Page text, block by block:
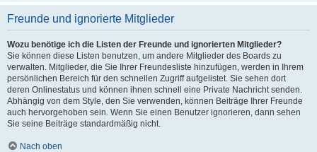
Freunde und ignorierte Mitglieder
Wozu benötige ich die Listen der Freunde und ignorierten Mitglieder?
Sie können diese Listen benutzen, um andere Mitglieder des Boards zu
verwalten. Mitglieder, die Sie Ihrer Freundesliste hinzufügen, werden in Ihrem
persönlichen Bereich für den schnellen Zugriff aufgelistet. Sie sehen dort
deren Onlinestatus und können ihnen schnell eine Private Nachricht senden.
Abhängig von dem Style, den Sie verwenden, können Beiträge Ihrer Freunde
auch hervorgehoben sein. Wenn Sie einen Benutzer ignorieren, dann sehen
Sie seine Beiträge standardmäßig nicht.
Nach oben